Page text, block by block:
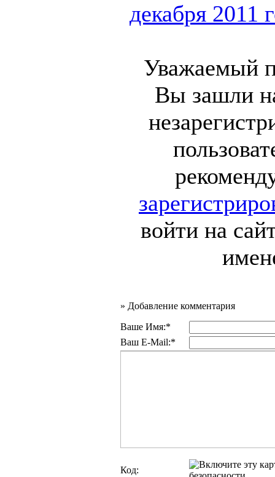
декабря 2011
Уважаемый
Вы зашли
войти на
» Добавление комментария
Ваше Имя:*
Ваш E-Mail:*
Код: